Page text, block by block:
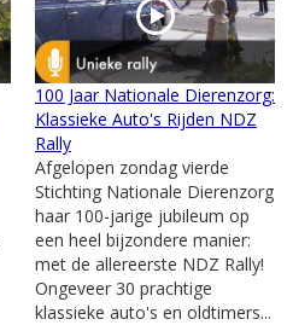
100 Jaar Nationale Dierenzorg:
Klassieke Auto's Rijden NDZ
Rally
Afgelopen zondag vierde
Stichting Nationale Dierenzorg
haar 100-jarige jubileum op
een heel bijzondere manier:
met de allereerste NDZ Rally!
Ongeveer 30 prachtige
klassieke auto's en oldtimers...